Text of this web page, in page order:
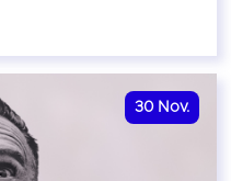
30 Nov.